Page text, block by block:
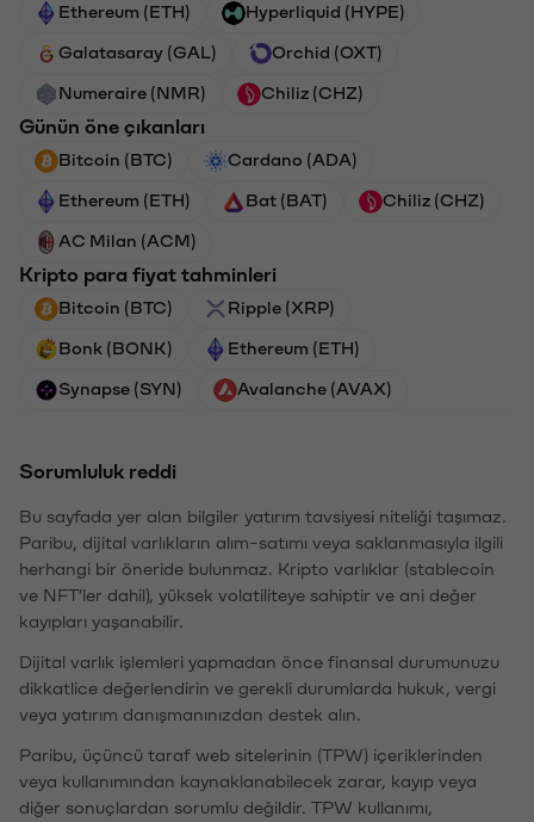
Ethereum (ETH) Hyperliquid (HYPE)
Galatasaray (GAL) Orchid (OXT)
Numeraire (NMR) Chiliz (CHZ)
Günün öne çıkanları
Bitcoin (BTC) Cardano (ADA)
Ethereum (ETH) Bat (BAT) Chiliz (CHZ)
AC Milan (ACM)
Kripto para fiyat tahminleri
Bitcoin (BTC) Ripple (XRP)
Bonk (BONK) Ethereum (ETH)
Synapse (SYN) Avalanche (AVAX)
Sorumluluk reddi
Bu sayfada yer alan bilgiler yatırım tavsiyesi niteliği taşımaz.
Paribu, dijital varlıkların alım-satımı veya saklanmasıyla ilgili
herhangi bir öneride bulunmaz. Kripto varlıklar (stablecoin
ve NFT'ler dahil), yüksek volatiliteye sahiptir ve ani değer
kayıpları yaşanabilir.
Dijital varlık işlemleri yapmadan önce finansal durumunuzu
dikkatlice değerlendirin ve gerekli durumlarda hukuk, vergi
veya yatırım danışmanınızdan destek alın.
Paribu, üçüncü taraf web sitelerinin (TPW) içeriklerinden
veya kullanımından kaynaklanabilecek zarar, kayıp veya
diğer sonuçlardan sorumlu değildir. TPW kullanımı,